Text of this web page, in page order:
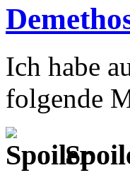
Ich habe
folgende